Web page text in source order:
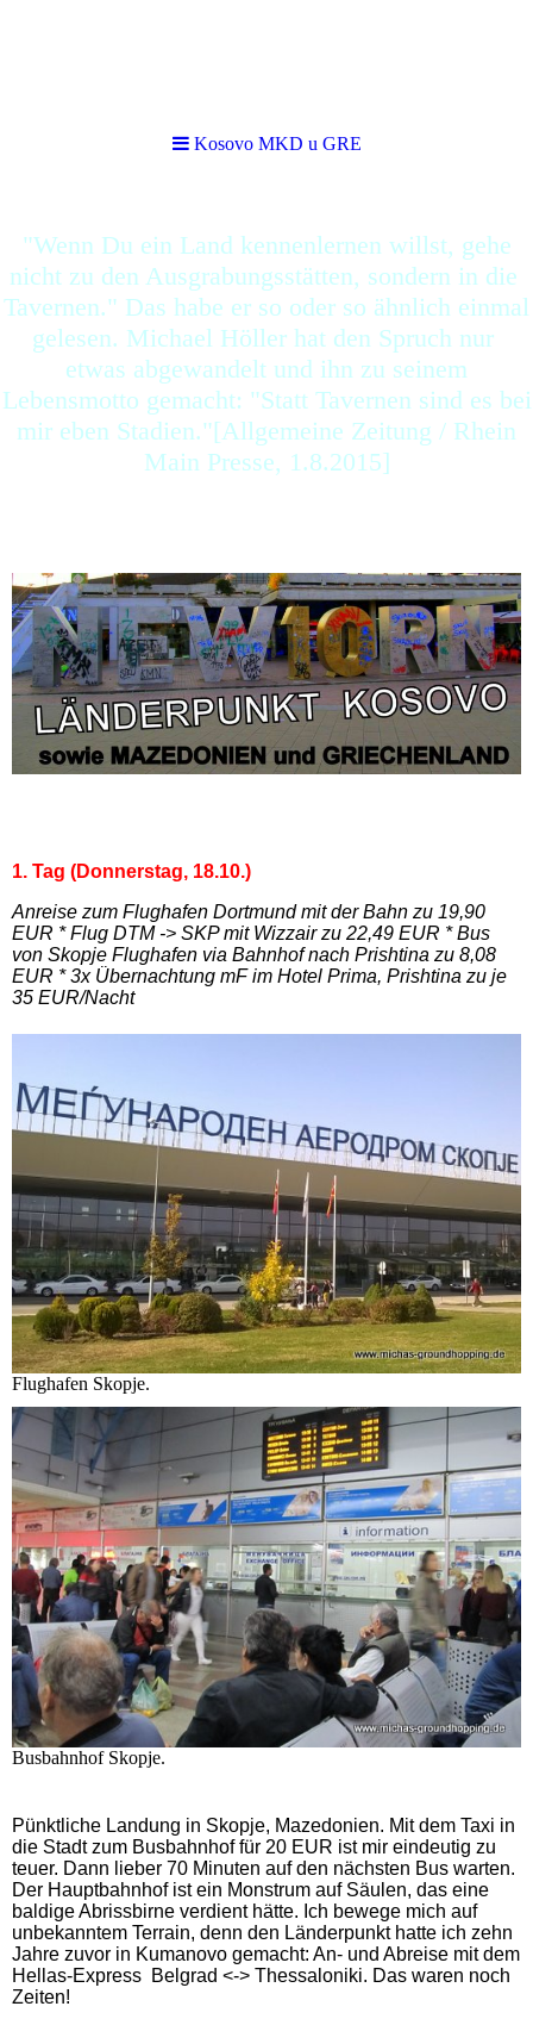
Kosovo MKD u GRE
"Wenn Du ein Land kennenlernen willst, gehe
nicht zu den Ausgrabungsstätten, sondern in die
Tavernen." Das habe er so oder so ähnlich einmal
gelesen. Michael Höller hat den Spruch nur
etwas abgewandelt und ihn zu seinem
Lebensmotto gemacht: "Statt Tavernen sind es bei
mir eben Stadien."[Allgemeine Zeitung / Rhein
Main Presse, 1.8.2015]
1. Tag (Donnerstag, 18.10.)
Anreise zum Flughafen Dortmund mit der Bahn zu 19,90
EUR * Flug DTM -> SKP mit Wizzair zu 22,49 EUR * Bus
von Skopje Flughafen via Bahnhof nach Prishtina zu 8,08
EUR * 3x Übernachtung mF im Hotel Prima, Prishtina zu je
35 EUR/Nacht
Flughafen Skopje.
Busbahnhof Skopje.
Pünktliche Landung in Skopje, Mazedonien. Mit dem Taxi in
die Stadt zum Busbahnhof für 20 EUR ist mir eindeutig zu
teuer. Dann lieber 70 Minuten auf den nächsten Bus warten.
Der Hauptbahnhof ist ein Monstrum auf Säulen, das eine
baldige Abrissbirne verdient hätte. Ich bewege mich auf
unbekanntem Terrain, denn den Länderpunkt hatte ich zehn
Jahre zuvor in Kumanovo gemacht: An- und Abreise mit dem
Hellas-Express Belgrad <-> Thessaloniki. Das waren noch
Zeiten!
Kosovo MKD u GRE